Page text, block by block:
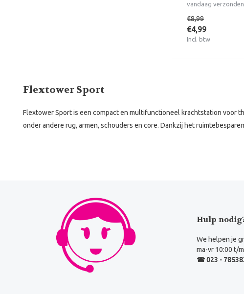
vandaag verzonden
€8,99
€4,99
Incl. btw
Flextower Sport
Flextower Sport is een compact en multifunctioneel krachtstation voor
onder andere rug, armen, schouders en core. Dankzij het
Hulp
We helpen je
ma-vr 10:00 t/
☎ 023 -